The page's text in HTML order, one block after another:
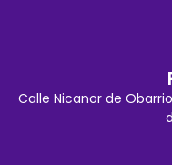
Calle Nicanor de